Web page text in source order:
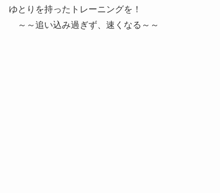
ゆとりを持ったトレーニングを！
～～追い込み過ぎず、速くなる～～